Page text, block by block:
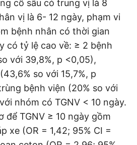
cổ sâu có trung vị là 8
vị là 6- 12 ngày, phạm vi
bệnh nhân có thời gian
có tỷ lệ cao về: ≥ 2 bệnh
với 39,8%, p <0,05),
so với 15,7%, p
bệnh viện (20% so với
nhóm có TGNV < 10 ngày.
để TGNV ≥ 10 ngày gồm
xe (OR = 1,42; 95% CI =